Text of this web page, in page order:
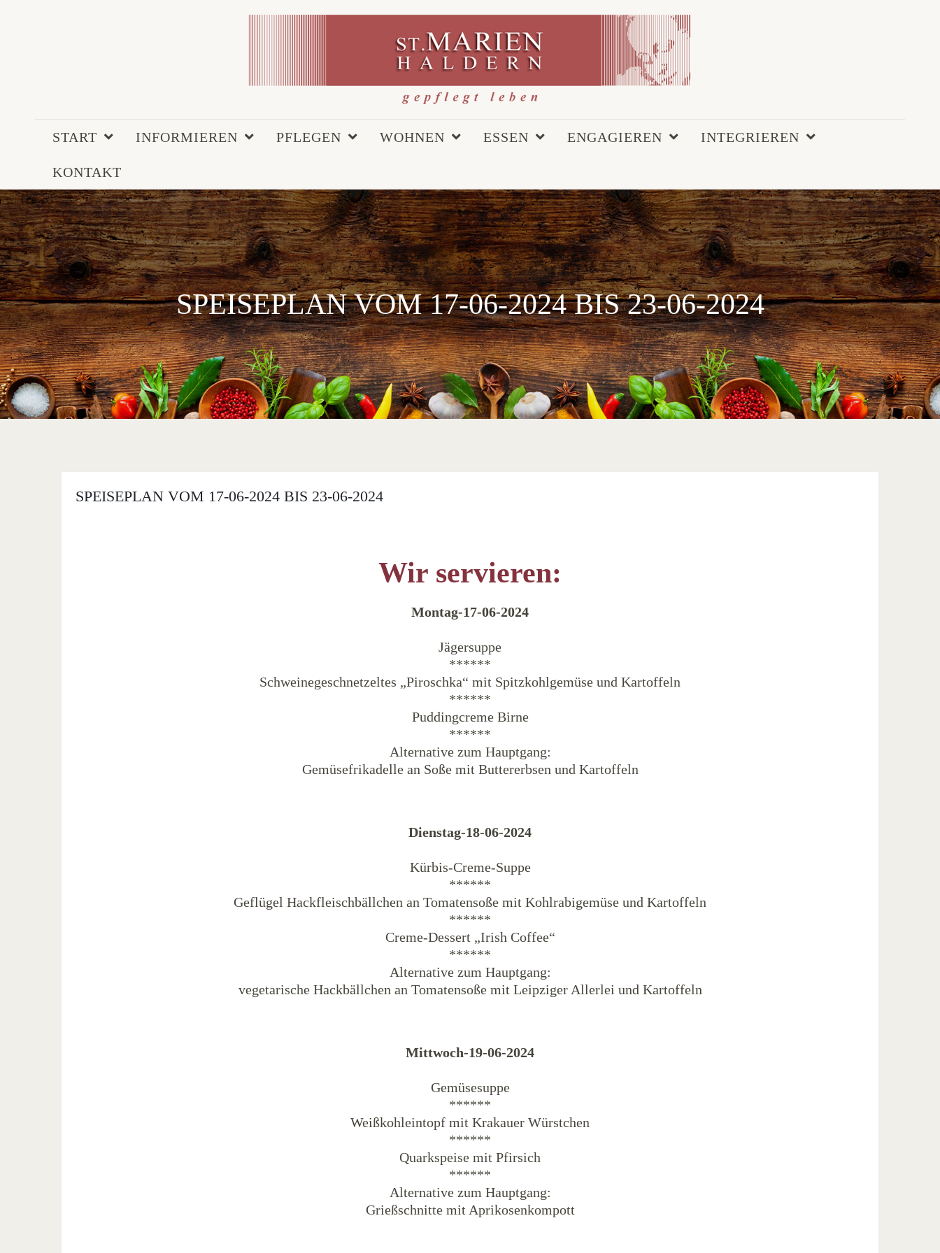
START INFORMIEREN PFLEGEN WOHNEN ESSEN ENGAGIEREN INTEGRIEREN
KONTAKT
SPEISEPLAN VOM 17-06-2024 BIS 23-06-2024
SPEISEPLAN VOM 17-06-2024 BIS 23-06-2024
Wir servieren:
Montag-17-06-2024
Jägersuppe
******
Schweinegeschnetzeltes „Piroschka“ mit Spitzkohlgemüse und Kartoffeln
******
Puddingcreme Birne
******
Alternative zum Hauptgang:
Gemüsefrikadelle an Soße mit Buttererbsen und Kartoffeln
Dienstag-18-06-2024
Kürbis-Creme-Suppe
******
Geflügel Hackfleischbällchen an Tomatensoße mit Kohlrabigemüse und Kartoffeln
******
Creme-Dessert „Irish Coffee“
******
Alternative zum Hauptgang:
vegetarische Hackbällchen an Tomatensoße mit Leipziger Allerlei und Kartoffeln
Mittwoch-19-06-2024
Gemüsesuppe
******
Weißkohleintopf mit Krakauer Würstchen
******
Quarkspeise mit Pfirsich
******
Alternative zum Hauptgang:
Grießschnitte mit Aprikosenkompott